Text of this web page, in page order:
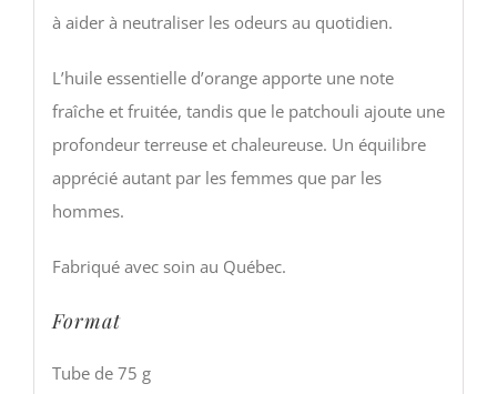
à aider à neutraliser les odeurs au quotidien.
L’huile essentielle d’orange apporte une note
fraîche et fruitée, tandis que le patchouli ajoute une
profondeur terreuse et chaleureuse. Un équilibre
apprécié autant par les femmes que par les
hommes.
Fabriqué avec soin au Québec.
Format
Tube de 75 g